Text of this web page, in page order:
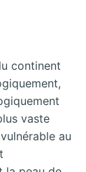
continent
vaste
au